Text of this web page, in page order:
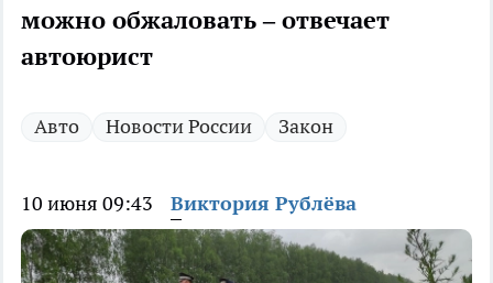
можно обжаловать – отвечает
автоюрист
Авто Новости России Закон
10 июня 09:43 Виктория Рублёва